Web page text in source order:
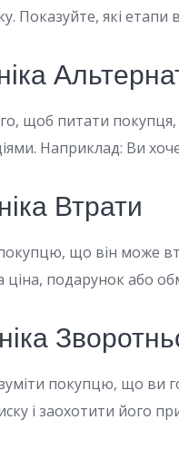
Показуйте, які етапи
щоб питати
Наприклад: Ви
Втрати
що він може
ціна, подарунок або
покупцю, що ви
і заохотити його